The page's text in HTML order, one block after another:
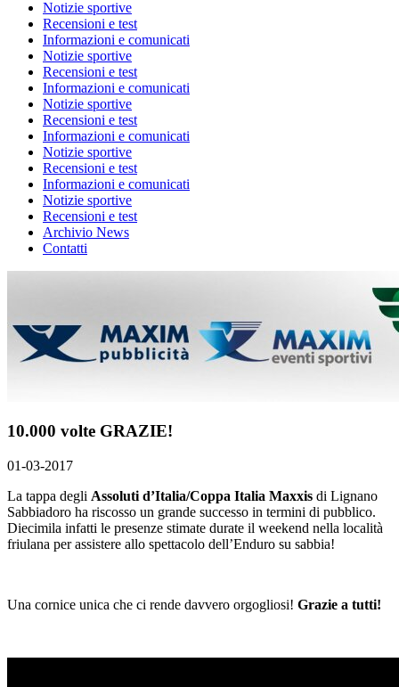
Notizie sportive
Recensioni e test
Informazioni e comunicati
Notizie sportive
Recensioni e test
Informazioni e comunicati
Notizie sportive
Recensioni e test
Informazioni e comunicati
Notizie sportive
Recensioni e test
Informazioni e comunicati
Notizie sportive
Recensioni e test
Archivio News
Contatti
10.000 volte GRAZIE!
01-03-2017
La tappa degli Assoluti d’Italia/Coppa Italia Maxxis di Lignano
Sabbiadoro ha riscosso un grande successo in termini di pubblico.
Diecimila infatti le presenze stimate durate il weekend nella località
friulana per assistere allo spettacolo dell’Enduro su sabbia!
Una cornice unica che ci rende davvero orgogliosi! Grazie a tutti!